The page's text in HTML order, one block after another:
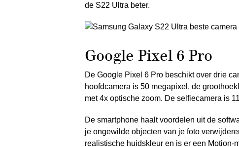
de S22 Ultra beter.
Google Pixel 6 Pro
De Google Pixel 6 Pro beschikt over drie
hoofdcamera is 50 megapixel, de
met 4x optische zoom. De selfiecamera is
De smartphone haalt voordelen uit de
je ongewilde objecten van je foto
realistische huidskleur en is er een Motion-